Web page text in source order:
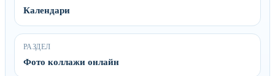
Календари
РАЗДЕЛ
Фото коллажи онлайн